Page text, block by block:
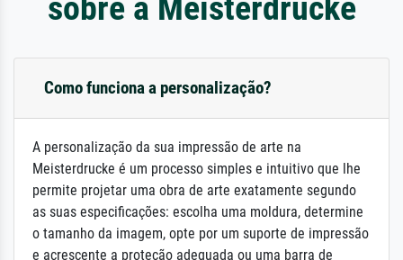
Como funciona a personalização?
A personalização da sua impressão de arte na
Meisterdrucke é um processo simples e intuitivo que lhe
permite projetar uma obra de arte exatamente segundo
as suas especificações: escolha uma moldura, determine
o tamanho da imagem, opte por um suporte de impressão
e acrescente a proteção adequada ou uma barra de